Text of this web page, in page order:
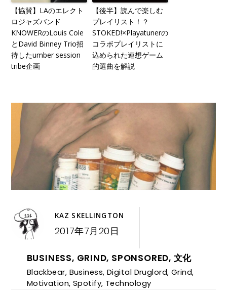
【協賛】LAのエレクト
ロジャズバンド
KNOWERのLouis Cole
とDavid Binney Trio招
待したumber session
tribe企画
【後半】読んで楽しむ
プレイリスト！？
STOKED!×Playatunerの
コラボプレイリストに
込められた連想ゲーム
的選曲を解説
KAZ SKELLINGTON
2017年7月20日
BUSINESS, GRIND, SPONSORED, 文化
Blackbear, Business, Digital Druglord, Grind,
Motivation, Spotify, Technology